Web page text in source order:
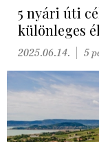
5 nyári úti
különleges
2025.06.14. 5